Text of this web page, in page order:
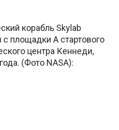
корабль Skylab
с площадки A стартового
центра Кеннеди,
(Фото NASA):